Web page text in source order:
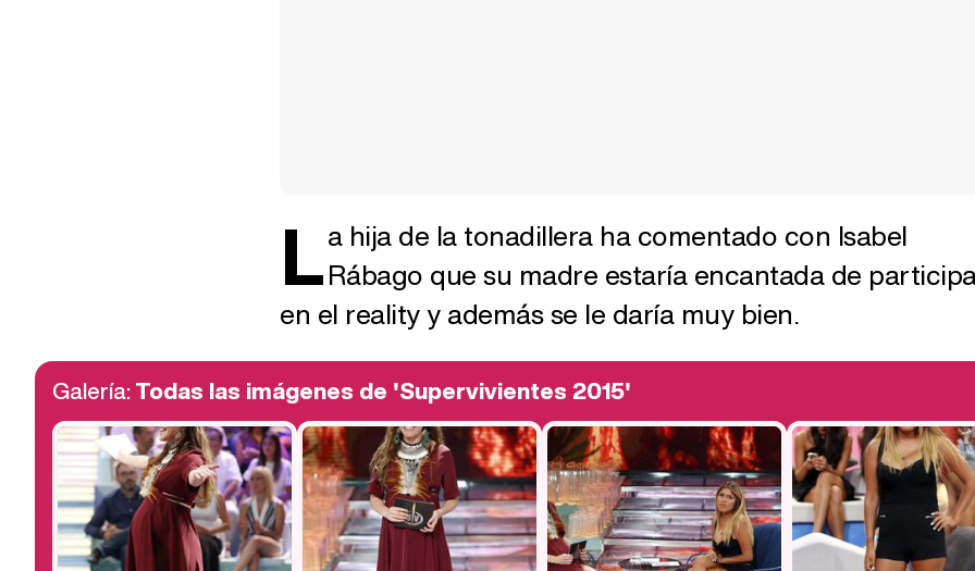
La hija de la tonadillera ha comentado con Isabel
Rábago que su madre estaría encantada de
en el reality y además se le daría muy bien.
Galería:Todas las imágenes de 'Supervivientes 2015'